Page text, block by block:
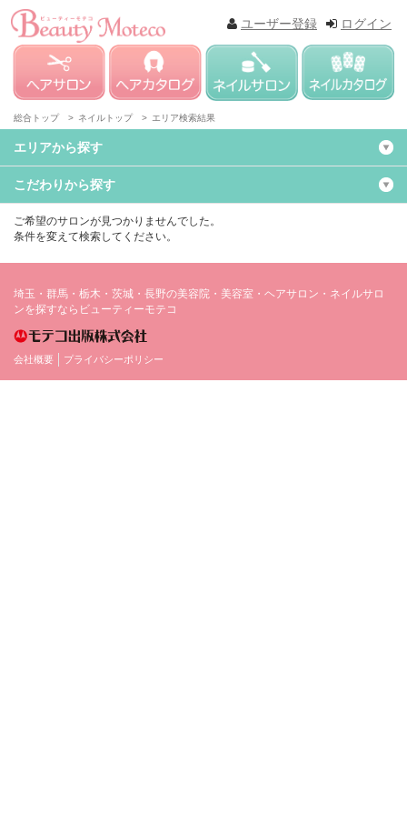
ログイン
ユーザー登録
総合トップ > ネイルトップ > エリア検索結果
エリアから探す
こだわりから探す
ご希望のサロンが見つかりませんでした。
条件を変えて検索してください。
埼玉・群馬・栃木・茨城・長野の美容院・美容室・ヘアサロン・ネイルサロ
ンを探すならビューティーモテコ
会社概要 プライバシーポリシー